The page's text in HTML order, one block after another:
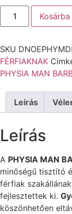
SKU
FÉRFIAKNAK
PHYSIA MAN
Leírás
Leírás
A PHYSIA MAN
minőségű tisztító
férfiak
fejlesztettek ki.
köszönhetően